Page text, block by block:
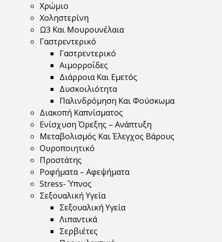
Χρώμιο
Χοληστερίνη
Ω3 Και Μουρουνέλαια
Γαστρεντερικό
Γαστρεντερικό
Αιμορροΐδες
Διάρροια Και Εμετός
Δυσκοιλιότητα
Παλινδρόμηση Και Φούσκωμα
Διακοπή Καπνίσματος
Ενίσχυση Όρεξης – Ανάπτυξη
Μεταβολισμός Και Έλεγχος Βάρους
Ουροποιητικό
Προστάτης
Ροφήματα – Αφεψήματα
Stress- Ύπνος
Σεξουαλική Υγεία
Σεξουαλική Υγεία
Λιπαντικά
Σερβιέτες